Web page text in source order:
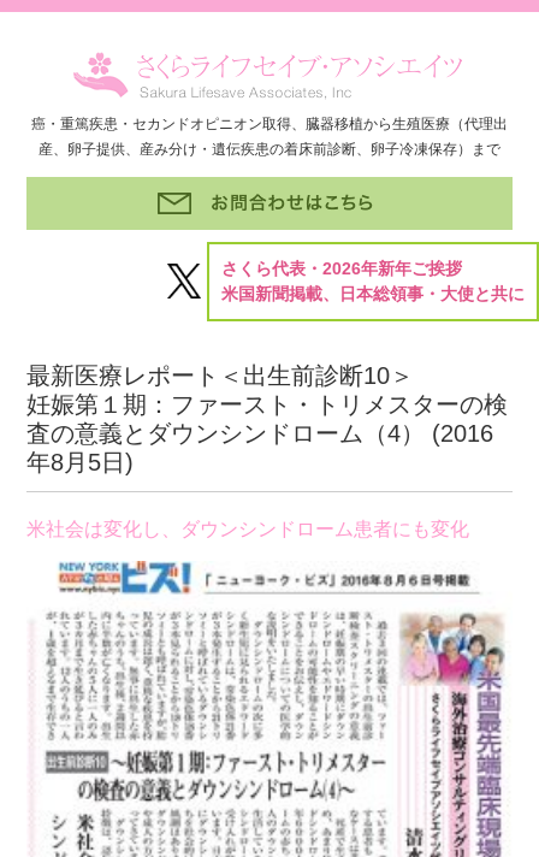
癌・重篤疾患・セカンドオピニオン取得、臓器移植から生殖医療（代理出
産、卵子提供、産み分け・遺伝疾患の着床前診断、卵子冷凍保存）まで
さくら代表・2026年新年ご挨拶
米国新聞掲載、日本総領事・大使と共に
最新医療レポート＜出生前診断10＞
妊娠第１期：ファースト・トリメスターの検
査の意義とダウンシンドローム（4） (2016
年8月5日)
米社会は変化し、ダウンシンドローム患者にも変化